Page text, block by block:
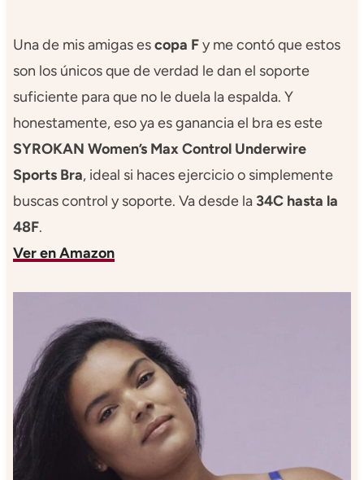
Una de mis amigas escopa Fy me contó que estos
son los únicos que de verdad le dan el soporte
suficiente para que no le duela la espalda. Y
honestamente, eso ya es ganancia el bra es este
SYROKAN Women’s Max Control Underwire
Sports Bra, ideal si haces ejercicio o simplemente
buscas control y soporte. Va desde la 34C hasta la
48F.
Ver en Amazon